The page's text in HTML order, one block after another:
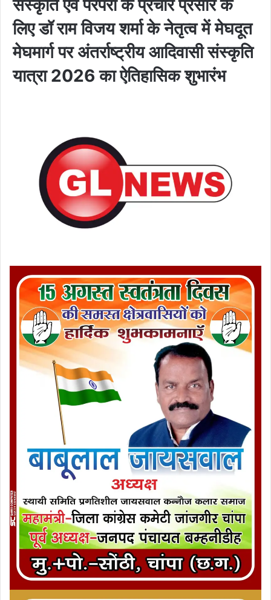
संस्कृति एवं परंपरा के प्रचार प्रसार के
लिए डॉ राम विजय शर्मा के नेतृत्व में मेघदूत
मेघमार्ग पर अंतर्राष्ट्रीय आदिवासी संस्कृति
यात्रा 2026 का ऐतिहासिक शुभारंभ